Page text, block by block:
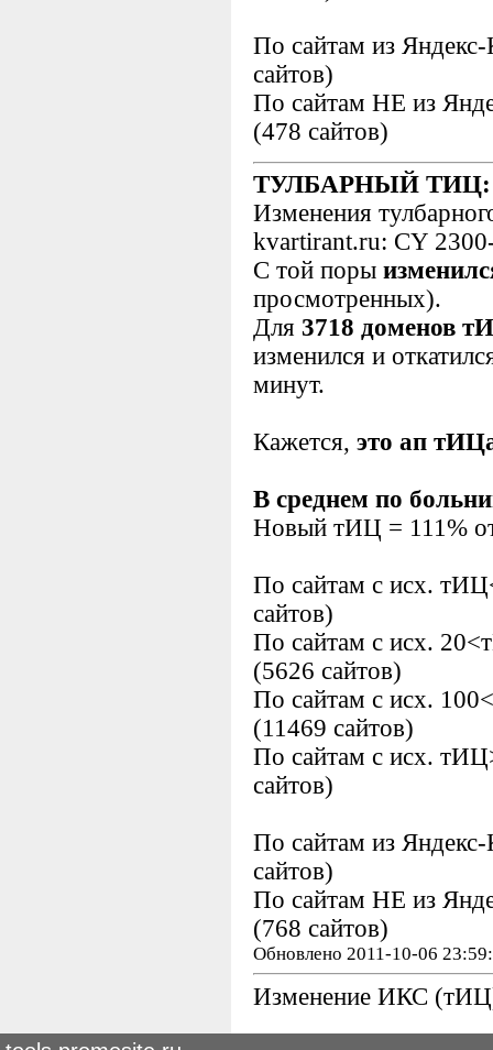
По сайтам из
сайтов)
По сайтам НЕ из
(478 сайтов)
ТУЛБАРНЫЙ ТИЦ:
Изменения
kvartirant.ru: CY
С той поры
просмотренных).
Для 3718 доменов
изменился и
минут.
Кажется, это ап
В среднем по
Новый тИЦ = 111%
По сайтам с исх.
сайтов)
По сайтам с исх.
(5626 сайтов)
По сайтам с исх.
(11469 сайтов)
По сайтам с исх.
сайтов)
По сайтам из
сайтов)
По сайтам НЕ из
(768 сайтов)
Обновлено 2011-10-06
Изменение ИКС